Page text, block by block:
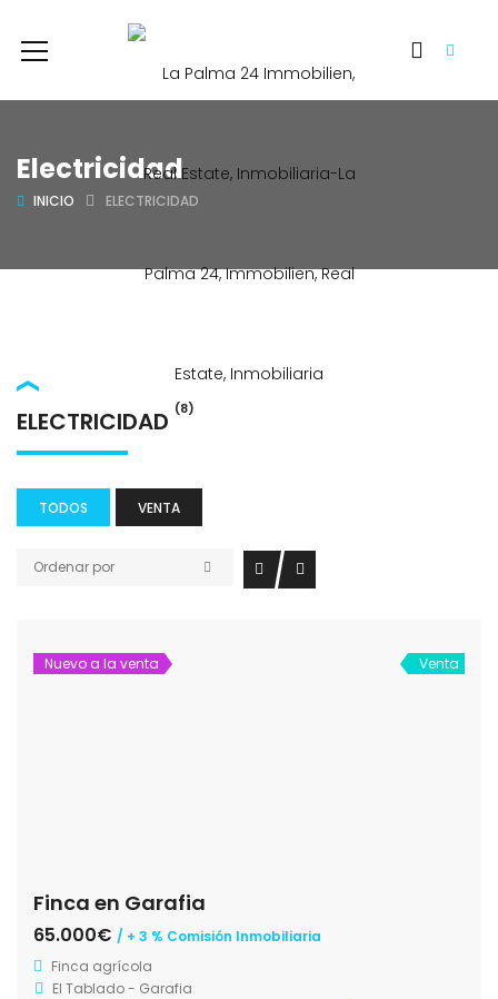
Electricidad
INICIO ELECTRICIDAD
ELECTRICIDAD (8)
TODOS VENTA
Ordenar por
Nuevo a la venta Venta
Finca en Garafia
65.000€ / + 3 % Comisión Inmobiliaria
Finca agrícola
El Tablado - Garafia